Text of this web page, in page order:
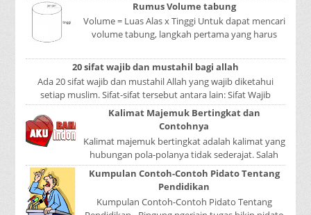
Rumus Volume tabung
Volume = Luas Alas x Tinggi Untuk dapat mencari
volume tabung, langkah pertama yang harus
tabun...
20 sifat wajib dan mustahil bagi allah
Ada 20 sifat wajib dan mustahil Allah yang wajib diketahui
setiap muslim. Sifat-sifat tersebut antara lain: Sifat Wajib
Tulisan A...
Kalimat Majemuk Bertingkat dan
Contohnya
Kalimat majemuk bertingkat adalah kalimat yang
hubungan pola-polanya tidak sederajat. Salah
satu pola menduduki sebagai induk kalimat, se...
Kumpulan Contoh-Contoh Pidato Tentang
Pendidikan
Kumpulan Contoh-Contoh Pidato Tentang